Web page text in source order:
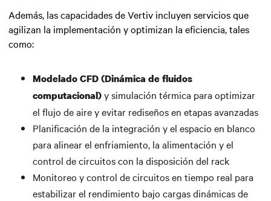
Además, las capacidades de Vertiv incluyen servicios que
agilizan la implementación y optimizan la eficiencia, tales
como:
Modelado CFD (Dinámica de fluidos
computacional)y simulación térmica para optimizar
el flujo de aire y evitar rediseños en etapas avanzadas
Planificación de la integración y el espacio en blanco
para alinear el enfriamiento, la alimentación y el
control de circuitos con la disposición del rack
Monitoreo y control de circuitos en tiempo real para
estabilizar el rendimiento bajo cargas dinámicas de